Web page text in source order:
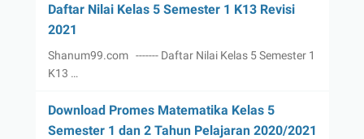
Daftar Nilai Kelas 5 Semester 1 K13 Revisi
2021
Shanum99.com ------- Daftar Nilai Kelas 5 Semester 1
K13 …
Download Promes Matematika Kelas 5
Semester 1 dan 2 Tahun Pelajaran 2020/2021